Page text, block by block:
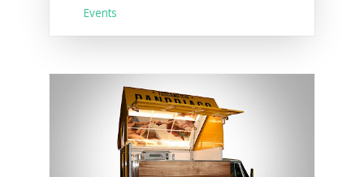
Events